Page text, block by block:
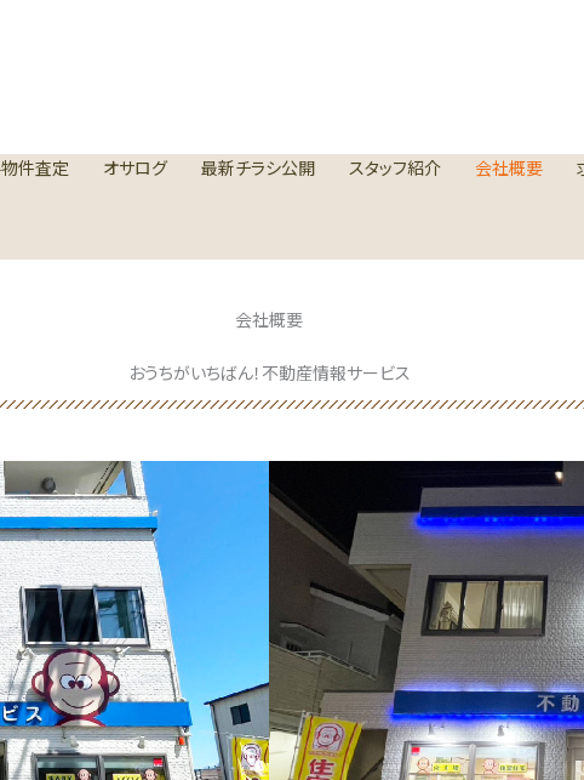
件査定 オサログ 最新チラシ公開 スタッフ紹介 会社概要
会社概要
おうちがいちばん！不動産情報サービス